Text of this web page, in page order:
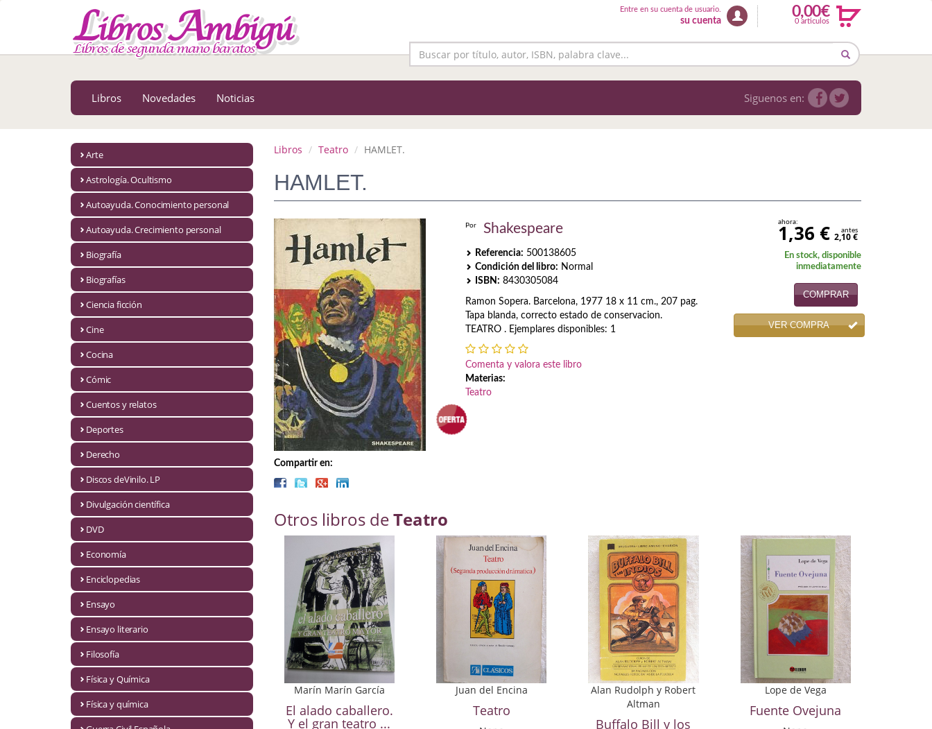
MENÚ PRINCIPAL
Astrología. Ocultismo
Autoayuda. Conocimiento personal
Autoayuda. Crecimiento personal
Ciencia ficción
Cuentos y relatos
Discos deVinilo. LP
Divulgación científica
Ensayo literario
Entre en su cuenta de usuario.
su cuenta
0,00€
0 articulos
Libros Novedades Noticias Siguenos en:
Arte
Astrología. Ocultismo
Autoayuda. Conocimiento personal
Autoayuda. Crecimiento personal
Biografía
Biografías
Ciencia ficción
Cine
Cocina
Cómic
Cuentos y relatos
Deportes
Derecho
Discos deVinilo. LP
Divulgación científica
DVD
Economía
Enciclopedias
Ensayo
Ensayo literario
Filosofía
Física y Química
Física y química
Libros Teatro HAMLET.
HAMLET.
Compartir en:
Por Shakespeare
Referencia: 500138605
Condición del libro: Normal
ISBN: 8430305084
Ramon Sopera. Barcelona, 1977 18 x 11 cm., 207 pag.
Tapa blanda, correcto estado de conservacion.
TEATRO . Ejemplares disponibles: 1
Comenta y valora este libro
Materias:
Teatro
ahora:
1,36 € antes
2,10 €
En stock, disponible
inmediatamente
COMPRAR
VER COMPRA
Otros libros deTeatro
Marín Marín García
El alado caballero.
Y el gran teatro ...
Juan del Encina
Teatro
Alan Rudolph y Robert
Altman
Buffalo Bill y los
Lope de Vega
Fuente Ovejuna